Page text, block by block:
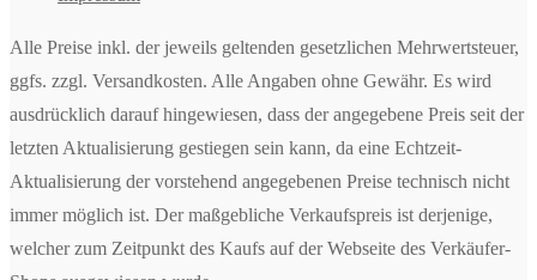
Alle Preise inkl. der jeweils geltenden gesetzlichen Mehrwertsteuer,
ggfs. zzgl. Versandkosten. Alle Angaben ohne Gewähr. Es wird
ausdrücklich darauf hingewiesen, dass der angegebene Preis seit der
letzten Aktualisierung gestiegen sein kann, da eine Echtzeit-
Aktualisierung der vorstehend angegebenen Preise technisch nicht
immer möglich ist. Der maßgebliche Verkaufspreis ist derjenige,
welcher zum Zeitpunkt des Kaufs auf der Webseite des Verkäufer-